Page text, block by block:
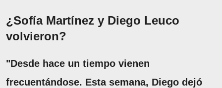
¿Sofía Martínez y Diego Leuco
volvieron?
"Desde hace un tiempo vienen
frecuentándose. Esta semana, Diego dejó